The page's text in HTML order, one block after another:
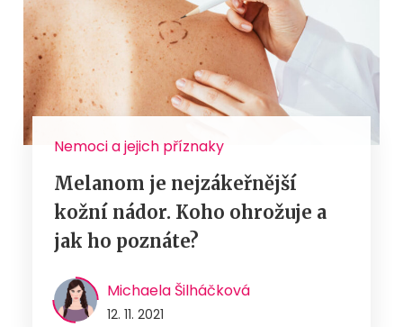
Nemoci a jejich příznaky
Melanom je nejzákeřnější
kožní nádor. Koho ohrožuje a
jak ho poznáte?
Michaela Šilháčková
12. 11. 2021